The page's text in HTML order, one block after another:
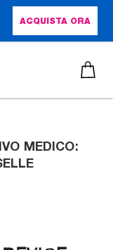
ACQUISTA ORA
MEDICO: